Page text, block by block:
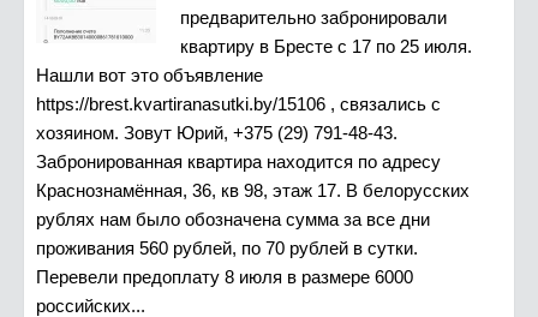
предварительно забронировали
квартиру в Бресте с 17 по 25 июля.
Нашли вот это объявление
https://brest.kvartiranasutki.by/15106 , связались с
хозяином. Зовут Юрий, +375 (29) 791-48-43.
Забронированная квартира находится по адресу
Краснознамённая, 36, кв 98, этаж 17. В белорусских
рублях нам было обозначена сумма за все дни
проживания 560 рублей, по 70 рублей в сутки.
Перевели предоплату 8 июля в размере 6000
российских...